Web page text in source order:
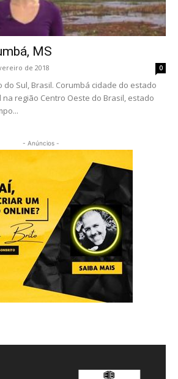
MS
de 2018 0
do Sul, Brasil. Corumbá cidade do estado
região Centro Oeste do Brasil, estado
- Anúncios -